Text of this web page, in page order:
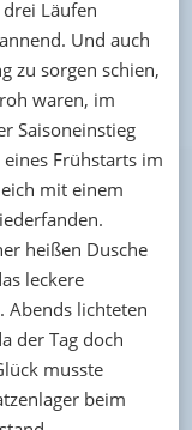
Läufen
Und auch
zu sorgen schien,
waren, im
Saisoneinstieg
Frühstarts im
mit einem
heißen Dusche
leckere
Abends lichteten
der Tag doch
musste
beim